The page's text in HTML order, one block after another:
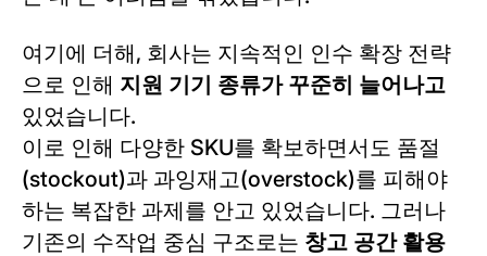
여기에 더해, 회사는 지속적인 인수 확장 전략
으로 인해 지원 기기 종류가 꾸준히 늘어나고
있었습니다.
이로 인해 다양한 SKU를 확보하면서도 품절
(stockout)과 과잉재고(overstock)를 피해야
하는 복잡한 과제를 안고 있었습니다. 그러나
기존의 수작업 중심 구조로는 창고 공간 활용